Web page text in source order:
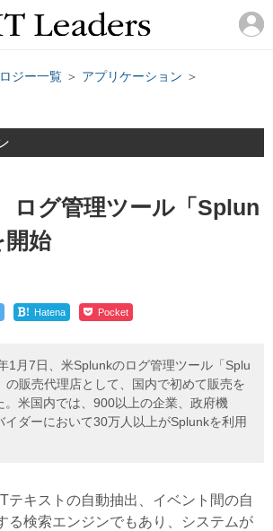
ジー一覧 ＞ アプリケーション ＞
ログ管理ツール「Splun
開始
! Hatena Pocket
1月7日、米Splunkのログ管理ツール「Splu
の販売代理店として、国内で初めて販売を
。米国内では、900以上の企業、政府機
イダーにおいて30万人以上がSplunkを利用
キストの自動抽出、イベント間の自
る検索エンジンでもあり、システムが